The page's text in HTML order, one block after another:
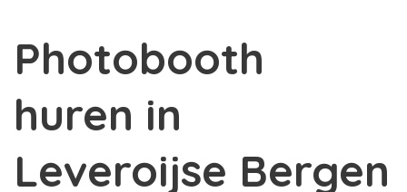
Photobooth
huren in
Leveroijse Bergen